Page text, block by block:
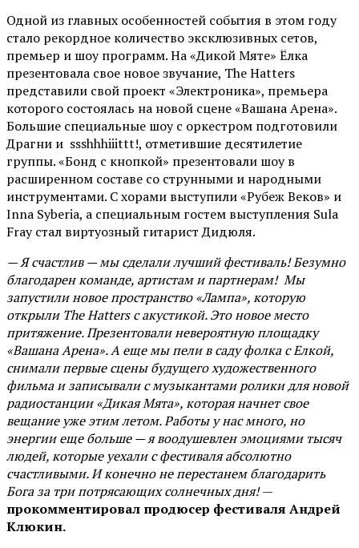
Одной из главных особенностей события в этом году
стало рекордное количество эксклюзивных сетов,
премьер и шоу программ. На «Дикой Мяте» Ёлка
презентовала свое новое звучание, The Hatters
представили свой проект «Электроника», премьера
которого состоялась на новой сцене «Вашана Арена».
Большие специальные шоу с оркестром подготовили
Драгни и ssshhhiiittt!, отметившие десятилетие
группы. «Бонд с кнопкой» презентовали шоу в
расширенном составе со струнными и народными
инструментами. С хорами выступили «Рубеж Веков» и
Inna Syberia, а специальным гостем выступления Sula
Fray стал виртуозный гитарист Дидюля.
— Я счастлив — мы сделали лучший фестиваль! Безумно
благодарен команде, артистам и партнерам! Мы
запустили новое пространство «Лампа», которую
открыли The Hatters с акустикой. Это новое место
притяжение. Презентовали невероятную площадку
«Вашана Арена». А еще мы пели в саду фолка с Елкой,
снимали первые сцены будущего художественного
фильма и записывали с музыкантами ролики для новой
радиостанции «Дикая Мята», которая начнет свое
вещание уже этим летом. Работы у нас много, но
энергии еще больше — я воодушевлен эмоциями тысяч
людей, которые уехали с фестиваля абсолютно
счастливыми. И конечно не перестанем благодарить
Бога за три потрясающих солнечных дня!—
прокомментировал продюсер фестиваля Андрей
Клюкин.